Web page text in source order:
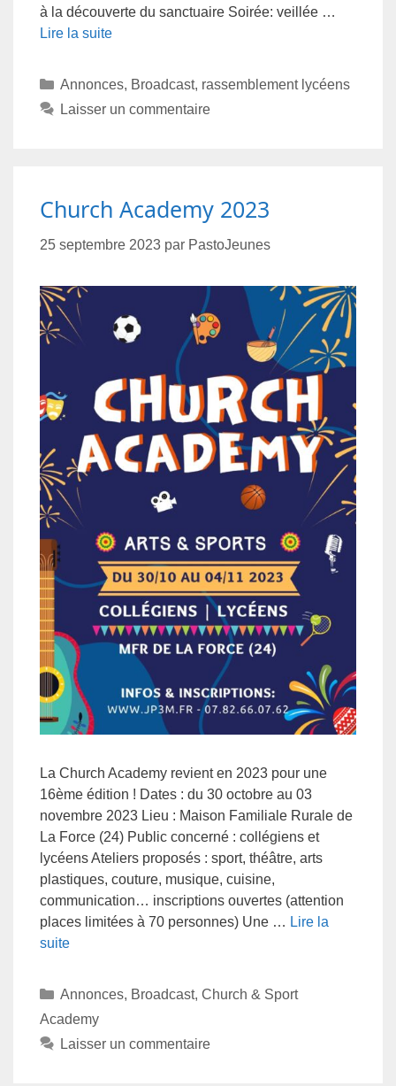
à la découverte du sanctuaire Soirée: veillée …
Lire la suite
Annonces, Broadcast, rassemblement lycéens
Laisser un commentaire
Church Academy 2023
25 septembre 2023 par PastoJeunes
La Church Academy revient en 2023 pour une
16ème édition ! Dates : du 30 octobre au 03
novembre 2023 Lieu : Maison Familiale Rurale de
La Force (24) Public concerné : collégiens et
lycéens Ateliers proposés : sport, théâtre, arts
plastiques, couture, musique, cuisine,
communication… inscriptions ouvertes (attention
places limitées à 70 personnes) Une … Lire la
suite
Annonces, Broadcast, Church & Sport
Academy
Laisser un commentaire